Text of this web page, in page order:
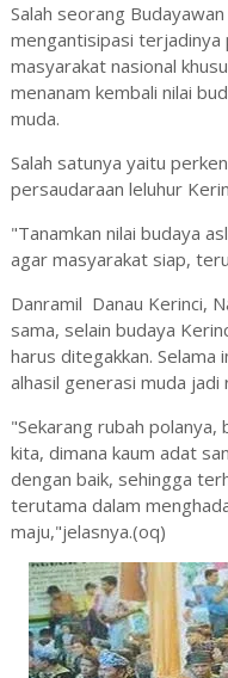
Salah seorang
mengantisipasi terjadinya
masyarakat nasional
menanam kembali nilai
muda.
Salah satunya yaitu
persaudaraan leluhur
"Tanamkan nilai budaya
agar masyarakat siap,
Danramil Danau Kerinci,
sama, selain budaya
harus ditegakkan. Selama
alhasil generasi muda jadi
"Sekarang rubah
kita, dimana kaum adat
dengan baik, sehingga
terutama dalam
maju,"jelasnya.(oq)